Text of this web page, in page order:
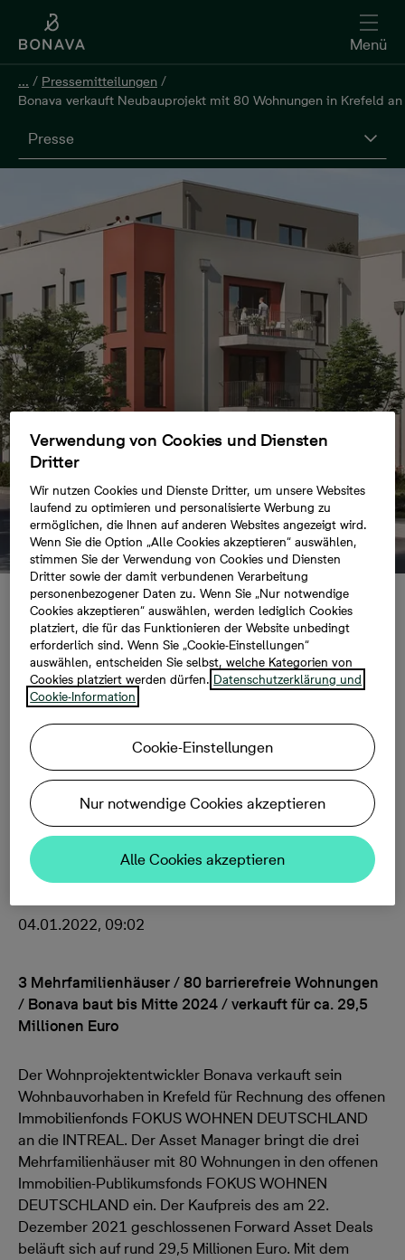
Menü
... / Pressemitteilungen /
Bonava verkauft Neubauprojekt mit 80 Wohnungen in Krefeld an
Presse
Bonava verkauft
Neubauprojekt mit
80 Wohnungen in
Krefeld an
INDUSTRIA
WOHNEN
04.01.2022, 09:02
3 Mehrfamilienhäuser / 80 barrierefreie Wohnungen
/ Bonava baut bis Mitte 2024 / verkauft für ca. 29,5
Millionen Euro
Der Wohnprojektentwickler Bonava verkauft sein
Wohnbauvorhaben in Krefeld für Rechnung des offenen
Immobilienfonds FOKUS WOHNEN DEUTSCHLAND
an die INTREAL. Der Asset Manager bringt die drei
Mehrfamilienhäuser mit 80 Wohnungen in den offenen
Immobilien-Publikumsfonds FOKUS WOHNEN
DEUTSCHLAND ein. Der Kaufpreis des am 22.
Dezember 2021 geschlossenen Forward Asset Deals
beläuft sich auf rund 29,5 Millionen Euro. Mit dem
Verwendung von Cookies und Diensten
Dritter
Wir nutzen Cookies und Dienste Dritter, um unsere Websites
laufend zu optimieren und personalisierte Werbung zu
ermöglichen, die Ihnen auf anderen Websites angezeigt wird.
Wenn Sie die Option „Alle Cookies akzeptieren“ auswählen,
stimmen Sie der Verwendung von Cookies und Diensten
Dritter sowie der damit verbundenen Verarbeitung
personenbezogener Daten zu. Wenn Sie „Nur notwendige
Cookies akzeptieren“ auswählen, werden lediglich Cookies
platziert, die für das Funktionieren der Website unbedingt
erforderlich sind. Wenn Sie „Cookie-Einstellungen“
auswählen, entscheiden Sie selbst, welche Kategorien von
Cookies platziert werden dürfen. Datenschutzerklärung und
Cookie-Information
Cookie-Einstellungen
Nur notwendige Cookies akzeptieren
Alle Cookies akzeptieren